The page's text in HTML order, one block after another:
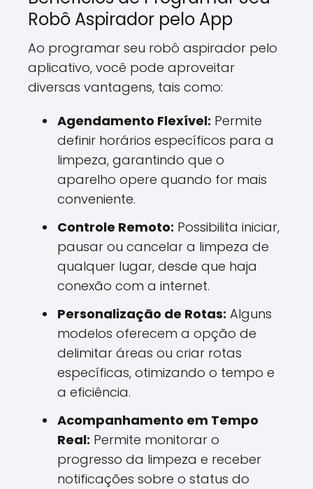
Robô Aspirador pelo App
Ao programar seu robô aspirador pelo
aplicativo, você pode aproveitar
diversas vantagens, tais como:
Agendamento Flexível: Permite
definir horários específicos para a
limpeza, garantindo que o
aparelho opere quando for mais
conveniente.
Controle Remoto: Possibilita iniciar,
pausar ou cancelar a limpeza de
qualquer lugar, desde que haja
conexão com a internet.
Personalização de Rotas: Alguns
modelos oferecem a opção de
delimitar áreas ou criar rotas
específicas, otimizando o tempo e
a eficiência.
Acompanhamento em Tempo
Real: Permite monitorar o
progresso da limpeza e receber
notificações sobre o status do